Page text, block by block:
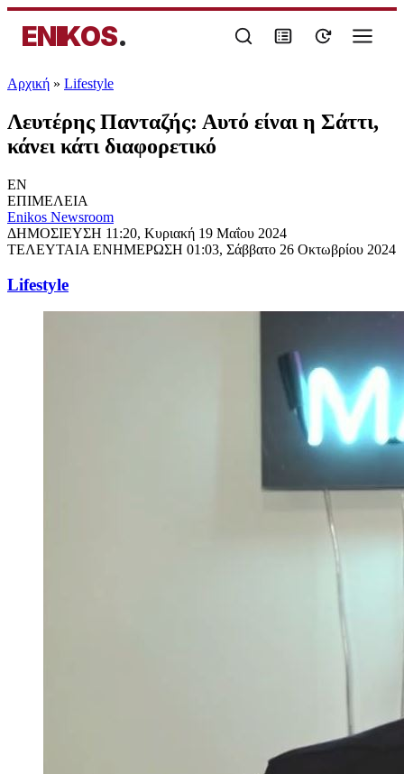
ENIKOS.
Αρχική » Lifestyle
Λευτέρης Πανταζής: Αυτό είναι η Σάττι,
κάνει κάτι διαφορετικό
EN
ΕΠΙΜΕΛΕΙΑ
Enikos Newsroom
ΔΗΜΟΣΙΕΥΣΗ 11:20, Κυριακή 19 Μαΐου 2024
ΤΕΛΕΥΤΑΙΑ ΕΝΗΜΕΡΩΣΗ 01:03, Σάββατο 26 Οκτωβρίου 2024
Lifestyle